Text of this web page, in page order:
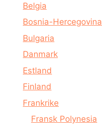
Belgia
Bosnia-Hercegovina
Bulgaria
Danmark
Estland
Finland
Frankrike
Fransk Polynesia